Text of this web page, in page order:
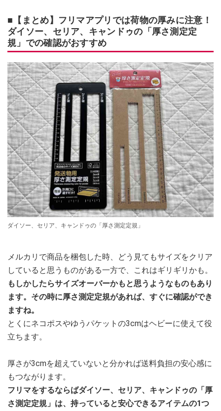
■【まとめ】フリマアプリでは荷物の厚みに注意！
ダイソー、セリア、キャンドゥの「厚さ測定定
規」での確認がおすすめ
ダイソー、セリア、キャンドゥの「厚さ測定定規」
メルカリで商品を梱包した時、どう見てもサイズをクリア
していると思うものがある一方で、これはギリギリかも。
もしかしたらサイズオーバーかもと思うようなものもあり
ます。その時に厚さ測定定規があれば、すぐに確認ができ
ますね。
とくにネコポスやゆうパケットの3cmはヘビーに使えて役
立ちます。
厚さが3cmを超えていないと分かれば送料負担の安心感に
もつながります。
フリマをするならばダイソー、セリア、キャンドゥの「厚
さ測定定規」は、持っていると安心できるアイテムの1つ